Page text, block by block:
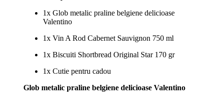
1x Glob metalic praline belgiene delicioase
Valentino
1x Vin A Rod Cabernet Sauvignon 750 ml
1x Biscuiti Shortbread Original Star 170 gr
1x Cutie pentru cadou
Glob metalic praline belgiene delicioase Valentino